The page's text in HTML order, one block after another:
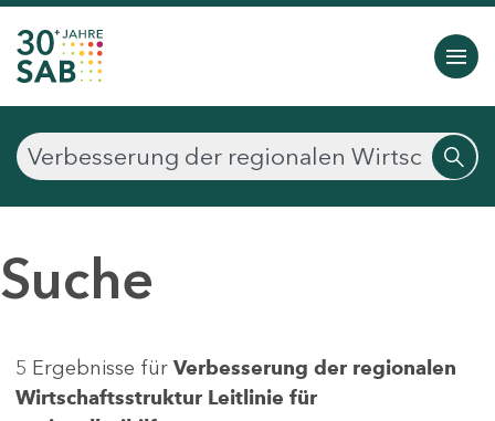
Suche
5 Ergebnisse für Verbesserung der regionalen
Wirtschaftsstruktur Leitlinie für